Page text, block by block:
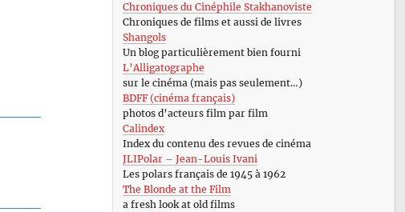
Chroniques du Cinéphile Stakhanoviste
Chroniques de films et aussi de livres
Shangols
Un blog particulièrement bien fourni
L’Alligatographe
sur le cinéma (mais pas seulement…)
BDFF (cinéma français)
photos d’acteurs film par film
Calindex
Index du contenu des revues de cinéma
JLIPolar – Jean-Louis Ivani
Les polars français de 1945 à 1962
The Blonde at the Film
a fresh look at old films